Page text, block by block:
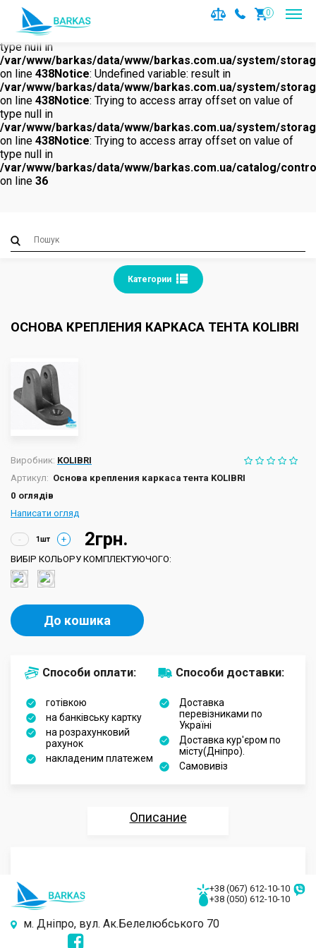
Notice
/var/www/barkas/data/www/barkas.com.ua/system/
on line438
type null in
/var/www/barkas/data/www/barkas.com.ua/system/
on line 438Notice: Undefined variable: result in
/var/www/barkas/data/www/barkas.com.ua/system/
on line 438Notice: Trying to access array offset on value of
type null in
/var/www/barkas/data/www/barkas.com.ua/system/
on line 438Notice: Trying to access array offset on value of
type null in
/var/www/barkas/data/www/barkas.com.ua/catalog/
on line 36
0
Категории
ОСНОВА КРЕПЛЕНИЯ КАРКАСА ТЕНТА KOLIBRI
Виробник: KOLIBRI
Артикул: Основа крепления каркаса тента KOLIBRI
0 оглядів
Написати огляд
- + 2грн.
ВИБІР КОЛЬОРУ КОМПЛЕКТУЮЧОГО:
До кошика
Способи оплати:
готівкою
на банківську картку
на розрахунковий
рахунок
накладеним платежем
Способи доставки:
Доставка
перевізниками по
Україні
Доставка кур'єром по
місту(Дніпро).
Самовивіз
Описание
+38 (067) 612-10-10
+38 (050) 612-10-10
м. Дніпро, вул. Ак.Белелюбського 70